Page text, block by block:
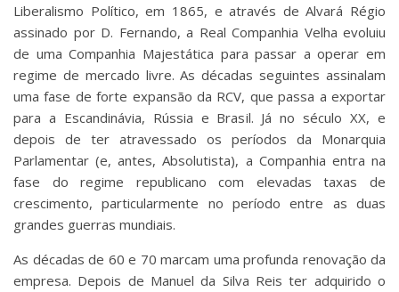
Liberalismo Político, em 1865, e através de Alvará Régio
assinado por D. Fernando, a Real Companhia Velha evoluiu
de uma Companhia Majestática para passar a operar em
regime de mercado livre. As décadas seguintes assinalam
uma fase de forte expansão da RCV, que passa a exportar
para a Escandinávia, Rússia e Brasil. Já no século XX, e
depois de ter atravessado os períodos da Monarquia
Parlamentar (e, antes, Absolutista), a Companhia entra na
fase do regime republicano com elevadas taxas de
crescimento, particularmente no período entre as duas
grandes guerras mundiais.
As décadas de 60 e 70 marcam uma profunda renovação da
empresa. Depois de Manuel da Silva Reis ter adquirido o